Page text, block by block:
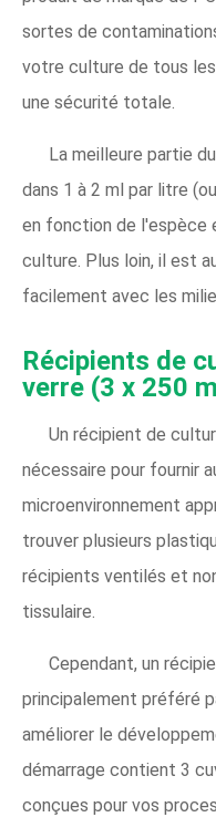
sortes de
votre culture de tous
une sécurité totale.
La meilleure partie
dans 1 à 2 ml par litre
en fonction de l'espèce
culture. Plus loin, il est
facilement avec les
Récipients de
verre (3 x 250
Un récipient de
nécessaire pour fournir
microenvironnement
trouver plusieurs
récipients ventilés et
tissulaire.
Cependant, un
principalement préféré
améliorer le
démarrage contient 3
conçues pour vos